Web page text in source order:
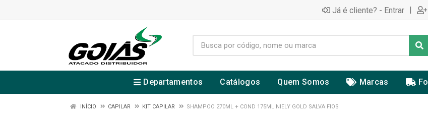
Já é cliente? - Entrar |
Departamentos Catálogos Quem Somos Marcas
INÍCIO CAPILAR KIT CAPILAR SHAMPOO 270ML + COND 175ML NIELY GOLD SALVA FIOS